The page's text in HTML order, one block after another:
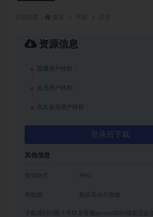
资源信息
普通用户特权：
会员用户特权：
永久会员用户特权：
登录后下载
其他信息
资源格式 PNG
有效期 购买后永久有效
下载遇到问题？可联系客服qmsck0824或留言反馈